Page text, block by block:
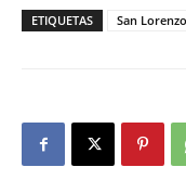
ETIQUETAS San Lorenzo